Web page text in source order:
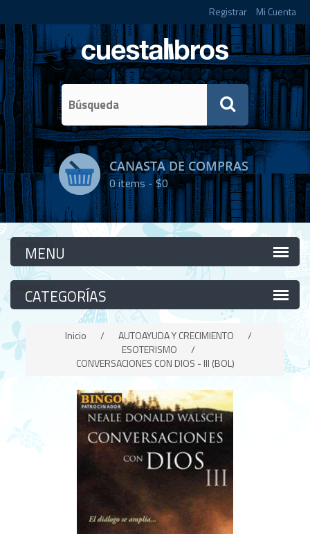
Registrar Mi Cuenta
CANASTA DE COMPRAS
0items -$0
Categorías
Categorías
Inicio / AUTOAYUDA Y CRECIMIENTO
/
ESOTERISMO
/
CONVERSACIONES CON DIOS - III (BOL)